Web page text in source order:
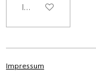
In den Warenkorb
Impressum